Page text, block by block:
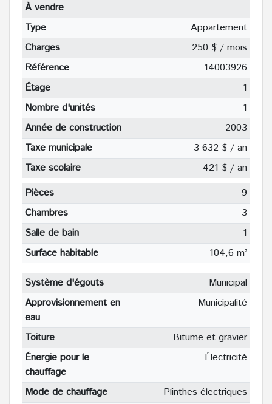
À vendre
Type
Appartement
Charges
250 $ / mois
Référence
14003926
Étage
1
Nombre d'unités
1
Année de construction
2003
Taxe municipale
3 632 $ / an
Taxe scolaire
421 $ / an
Pièces
9
Chambres
3
Salle de bain
1
Surface habitable
104,6 m²
Système d'égouts
Municipal
Approvisionnement en
eau
Municipalité
Toiture
Bitume et gravier
Énergie pour le
chauffage
Électricité
Mode de chauffage
Plinthes électriques